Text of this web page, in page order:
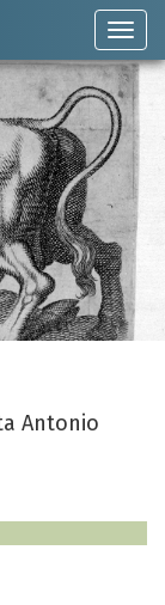
Antonio